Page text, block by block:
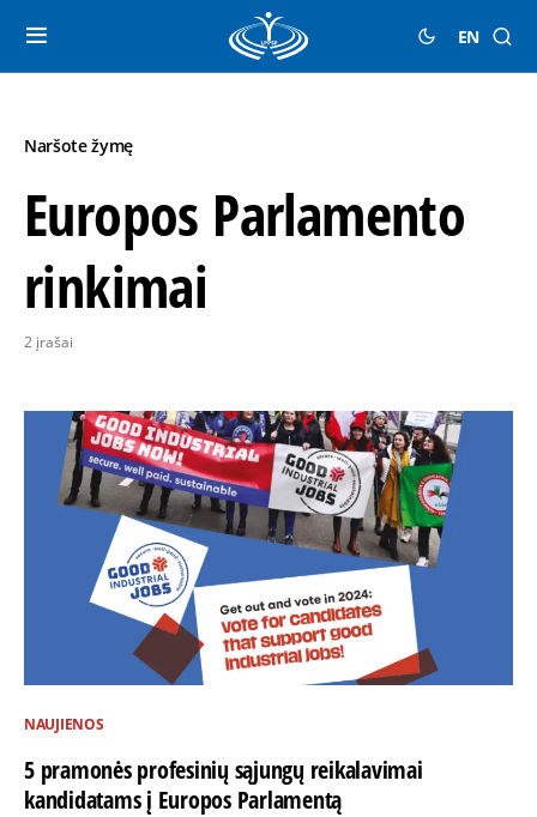
EN
Naršote žymę
Europos Parlamento
rinkimai
2 įrašai
NAUJIENOS
5 pramonės profesinių sąjungų reikalavimai
kandidatams į Europos Parlamentą